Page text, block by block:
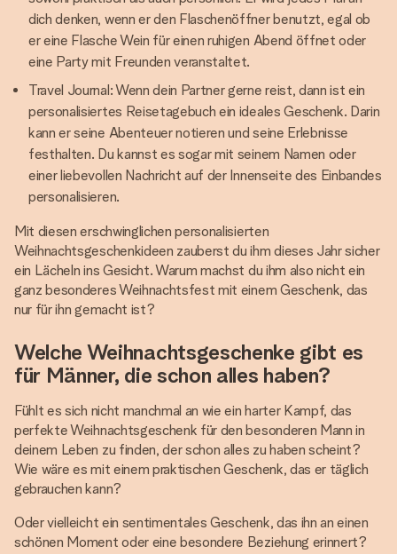
dich denken, wenn er den Flaschenöffner benutzt, egal ob
er eine Flasche Wein für einen ruhigen Abend öffnet oder
eine Party mit Freunden veranstaltet.
Travel Journal: Wenn dein Partner gerne reist, dann ist ein
personalisiertes Reisetagebuch ein ideales Geschenk. Darin
kann er seine Abenteuer notieren und seine Erlebnisse
festhalten. Du kannst es sogar mit seinem Namen oder
einer liebevollen Nachricht auf der Innenseite des Einbandes
personalisieren.
Mit diesen erschwinglichen personalisierten
Weihnachtsgeschenkideen zauberst du ihm dieses Jahr sicher
ein Lächeln ins Gesicht. Warum machst du ihm also nicht ein
ganz besonderes Weihnachtsfest mit einem Geschenk, das
nur für ihn gemacht ist?
Welche Weihnachtsgeschenke gibt es
für Männer, die schon alles haben?
Fühlt es sich nicht manchmal an wie ein harter Kampf, das
perfekte Weihnachtsgeschenk für den besonderen Mann in
deinem Leben zu finden, der schon alles zu haben scheint?
Wie wäre es mit einem praktischen Geschenk, das er täglich
gebrauchen kann?
Oder vielleicht ein sentimentales Geschenk, das ihn an einen
schönen Moment oder eine besondere Beziehung erinnert?